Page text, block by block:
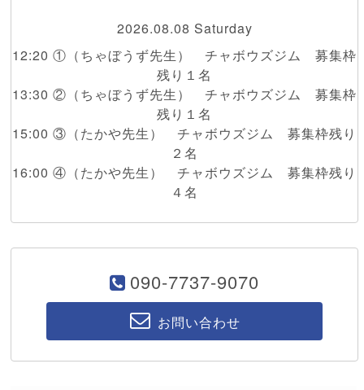
2026.08.08 Saturday
12:20 ①（ちゃぼうず先生） チャボウズジム 募集枠
残り１名
13:30 ②（ちゃぼうず先生） チャボウズジム 募集枠
残り１名
15:00 ③（たかや先生） チャボウズジム 募集枠残り
２名
16:00 ④（たかや先生） チャボウズジム 募集枠残り
４名
090-7737-9070
お問い合わせ